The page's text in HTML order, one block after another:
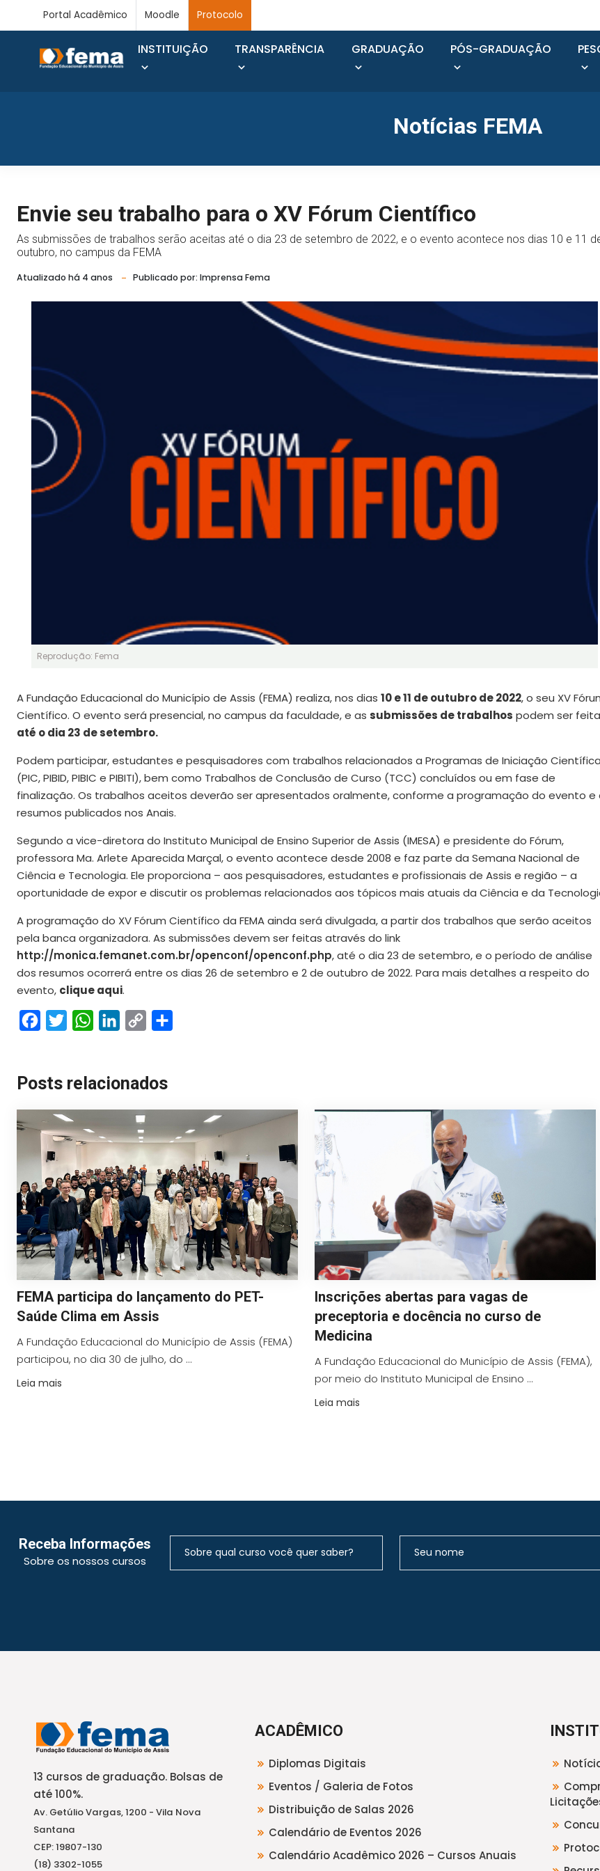
Portal Acadêmico Moodle Protocolo
INSTITUIÇÃO TRANSPARÊNCIA GRADUAÇÃO PÓS-GRADUAÇÃO
Notícias FEMA
Envie seu trabalho para o XV Fórum Científico
As submissões de trabalhos serão aceitas até o dia 23 de setembro de 2022, e o evento acontece nos dias 10 e 11
outubro, no campus da FEMA
Atualizado há 4 anos Publicado por: Imprensa Fema
Reprodução: Fema
A Fundação Educacional do Município de Assis (FEMA) realiza, nos dias 10 e 11 de outubro de 2022, o seu XV
Científico. O evento será presencial, no campus da faculdade, e as submissões de trabalhos podem ser
até o dia 23 de setembro.
Podem participar, estudantes e pesquisadores com trabalhos relacionados a Programas de Iniciação Científica
(PIC, PIBID, PIBIC e PIBITI), bem como Trabalhos de Conclusão de Curso (TCC) concluídos ou em fase de
finalização. Os trabalhos aceitos deverão ser apresentados oralmente, conforme a programação do evento e
resumos publicados nos Anais.
Segundo a vice-diretora do Instituto Municipal de Ensino Superior de Assis (IMESA) e presidente do Fórum,
professora Ma. Arlete Aparecida Marçal, o evento acontece desde 2008 e faz parte da Semana Nacional de
Ciência e Tecnologia. Ele proporciona – aos pesquisadores, estudantes e profissionais de Assis e região – a
oportunidade de expor e discutir os problemas relacionados aos tópicos mais atuais da Ciência e da
A programação do XV Fórum Científico da FEMA ainda será divulgada, a partir dos trabalhos que serão aceitos
pela banca organizadora. As submissões devem ser feitas através do link
http://monica.femanet.com.br/openconf/openconf.php, até o dia 23 de setembro, e o período de análise
dos resumos ocorrerá entre os dias 26 de setembro e 2 de outubro de 2022. Para mais detalhes a respeito do
evento, clique aqui.
FacebookTwitterWhatsAppLinkedIn
Copy
Posts relacionados
FEMA participa do lançamento do PET-
Saúde Clima em Assis
A Fundação Educacional do Município de Assis (FEMA)
participou, no dia 30 de julho, do ...
Leia mais
Inscrições abertas para vagas de
preceptoria e docência no curso de
Medicina
A Fundação Educacional do Município de Assis (FEMA),
por meio do Instituto Municipal de Ensino ...
Leia mais
Receba Informações
Sobre os nossos cursos
13 cursos de graduação. Bolsas de
até 100%.
Av. Getúlio Vargas, 1200 - Vila Nova
Santana
CEP: 19807-130
(18) 3302-1055
ACADÊMICO
Diplomas Digitais
Eventos / Galeria de Fotos
Distribuição de Salas 2026
Calendário de Eventos 2026
Calendário Acadêmico 2026 – Cursos Anuais